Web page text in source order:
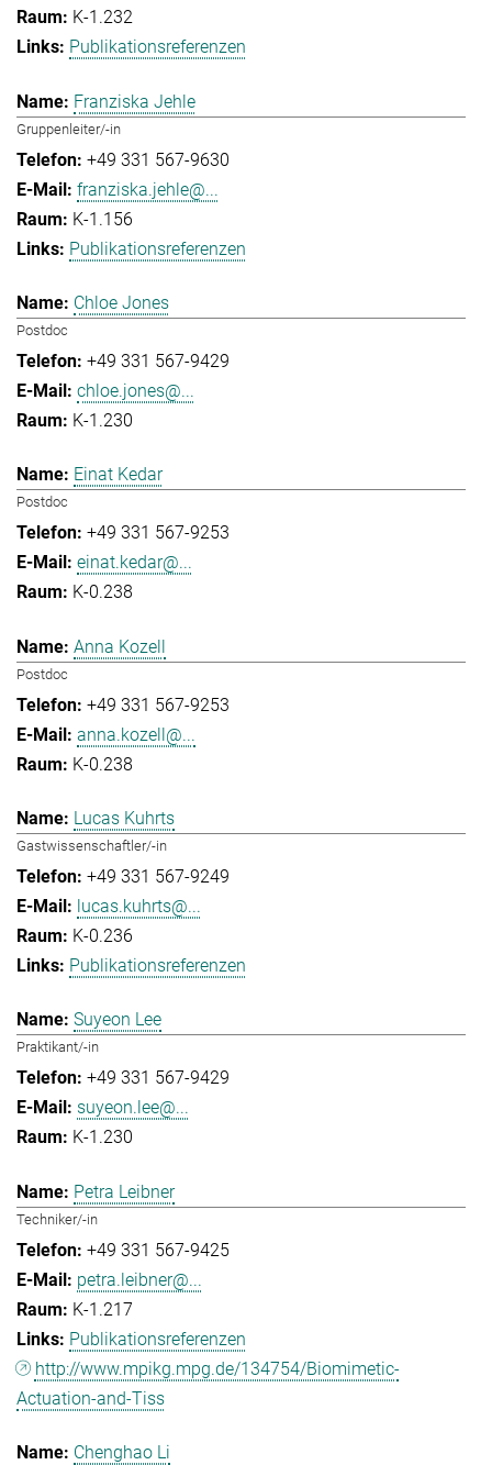
K-1.232
Publikationsreferenzen
Franziska Jehle
Gruppenleiter/-in
+49 331 567-9630
franziska.jehle@...
K-1.156
Publikationsreferenzen
Chloe Jones
Postdoc
+49 331 567-9429
chloe.jones@...
K-1.230
Einat Kedar
Postdoc
+49 331 567-9253
einat.kedar@...
K-0.238
Anna Kozell
Postdoc
+49 331 567-9253
anna.kozell@...
K-0.238
Lucas Kuhrts
Gastwissenschaftler/-in
+49 331 567-9249
lucas.kuhrts@...
K-0.236
Publikationsreferenzen
Suyeon Lee
Praktikant/-in
+49 331 567-9429
suyeon.lee@...
K-1.230
Petra Leibner
Techniker/-in
+49 331 567-9425
petra.leibner@...
K-1.217
Publikationsreferenzen
http://www.mpikg.mpg.de/134754/Biomimetic-
Actuation-and-Tiss
Chenghao Li